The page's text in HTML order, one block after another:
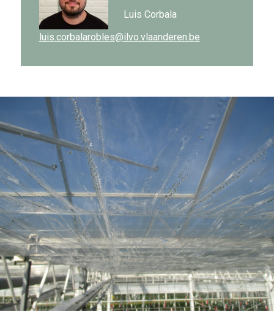
Luis Corbala
luis.corbalarobles@ilvo.vlaanderen.be